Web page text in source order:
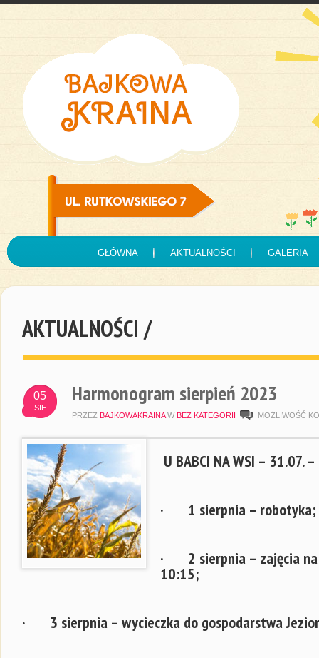
GŁÓWNA AKTUALNOŚCI GALERIA
AKTUALNOŚCI /
05
SIE
Harmonogram sierpień 2023
PRZEZ BAJKOWAKRAINA W BEZ KATEGORII MOŻLIWOŚĆ
U BABCI NA WSI – 31.07.
· 1 sierpnia – robotyka;
· 2 sierpnia – zajęcia na
10:15;
· 3 sierpnia – wycieczka do gospodarstwa